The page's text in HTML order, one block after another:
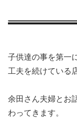
子供達の事を第一
工夫を続けている
余田さん夫婦とお
わってきます。